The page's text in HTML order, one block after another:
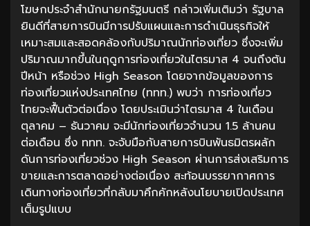
โฆษกประจำสำนักนายกรัฐมนตรี กล่าวเพิ่มเติมว่า รัฐบาล
ยินดีที่สายการบินมีการปรับแผนและการดำเนินธุรกิจให้
เหมาะสมและสอดคล้องกับปริมาณนักท่องเที่ยว ซึ่งจะเพิ่ม
ปริมาณมากขึ้นในฤดูการท่องเที่ยวในไตรมาส 4 จนถึงต้น
ปีหน้า หรือช่วง High Season โดยจากข้อมูลของการ
ท่องเที่ยวแห่งประเทศไทย (ททท.) พบว่า การท่องเที่ยว
ไทยจะฟื้นตัวต่อเนื่อง โดยประเมินว่าไตรมาส 4 ในเดือน
ตุลาคม – ธันวาคม จะมีนักท่องเที่ยวจำนวน 1.5 ล้านคน
ต่อเดือน ซึ่ง ททท. จะจับมือกับสายการบินพันธมิตรผลัก
ดันการท่องเที่ยวช่วง High Season ผ่านการส่งเสริมการ
ขายและการตลาดอย่างต่อเนื่อง สะท้อนบรรยากาศการ
เดินทางท่องเที่ยวที่กลับมาคึกคักหลังนโยบายเปิดประเทศ
เต็มรูปแบบ